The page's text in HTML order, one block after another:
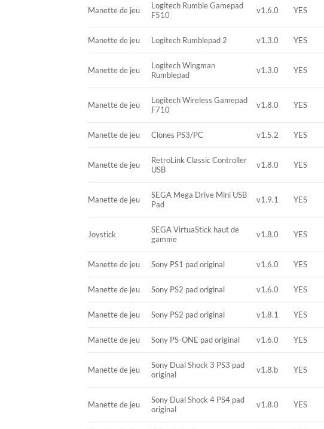
Manette de jeu
Logitech Rumble Gamepad
F510
v1.6.0 YES
Manette de jeu Logitech Rumblepad 2 v1.3.0 YES
Manette de jeu
Logitech Wingman
Rumblepad
v1.3.0 YES
Manette de jeu
Logitech Wireless Gamepad
F710
v1.8.0 YES
Manette de jeu Clones PS3/PC v1.5.2 YES
Manette de jeu
RetroLink Classic Controller
USB
v1.8.0 YES
Manette de jeu
SEGA Mega Drive Mini USB
Pad
v1.9.1 YES
Joystick
SEGA VirtuaStick haut de
gamme
v1.8.0 YES
Manette de jeu Sony PS1 pad original v1.6.0 YES
Manette de jeu Sony PS2 pad original v1.6.0 YES
Manette de jeu Sony PS2 pad original v1.8.1 YES
Manette de jeu Sony PS-ONE pad original v1.6.0 YES
Manette de jeu
Sony Dual Shock 3 PS3 pad
original
v1.8.b YES
Manette de jeu
Sony Dual Shock 4 PS4 pad
original
v1.8.0 YES